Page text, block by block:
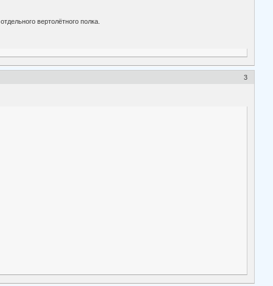
вертолётного полка.
3